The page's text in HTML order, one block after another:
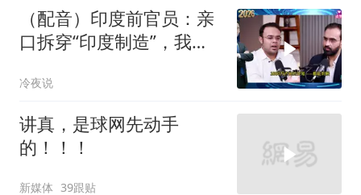
（配音）印度前官员：亲
口拆穿“印度制造”，我们
正的工业制造
冷夜说
讲真，是球网先动手
的！！！
新媒体 39跟贴